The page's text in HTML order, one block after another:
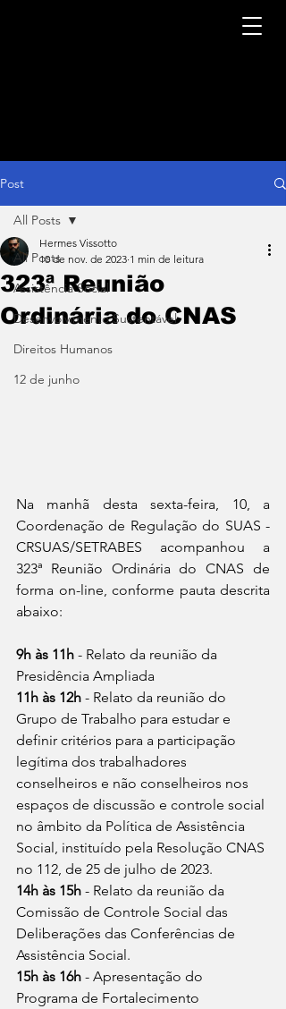
Post
All Posts
Assistência Social
Desenvolvimento Sustentável
Direitos Humanos
12 de junho
All Posts
323ª Reunião
Ordinária do CNAS
Hermes Vissotto
10 de nov. de 2023 1 min de leitura
Na manhã desta sexta-feira, 10, a
Coordenação de Regulação do SUAS -
CRSUAS/SETRABES acompanhou a
323ª Reunião Ordinária do CNAS de
forma on-line, conforme pauta descrita
abaixo:
9h às 11h - Relato da reunião da
Presidência Ampliada
11h às 12h - Relato da reunião do
Grupo de Trabalho para estudar e
definir critérios para a participação
legítima dos trabalhadores
conselheiros e não conselheiros nos
espaços de discussão e controle social
no âmbito da Política de Assistência
Social, instituído pela Resolução CNAS
no 112, de 25 de julho de 2023.
14h às 15h - Relato da reunião da
Comissão de Controle Social das
Deliberações das Conferências de
Assistência Social.
15h às 16h - Apresentação do
Programa de Fortalecimento